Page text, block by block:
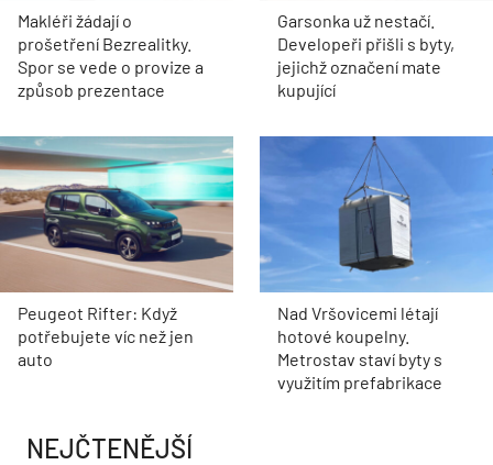
Makléři žádají o
prošetření Bezrealitky.
Spor se vede o provize a
způsob prezentace
Garsonka už nestačí.
Developeři přišli s byty,
jejichž označení mate
kupující
Peugeot Rifter: Když
potřebujete víc než jen
auto
Nad Vršovicemi létají
hotové koupelny.
Metrostav staví byty s
využitím prefabrikace
NEJČTENĚJŠÍ